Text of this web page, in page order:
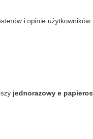
i opinie użytkowników.
jednorazowy e papieros